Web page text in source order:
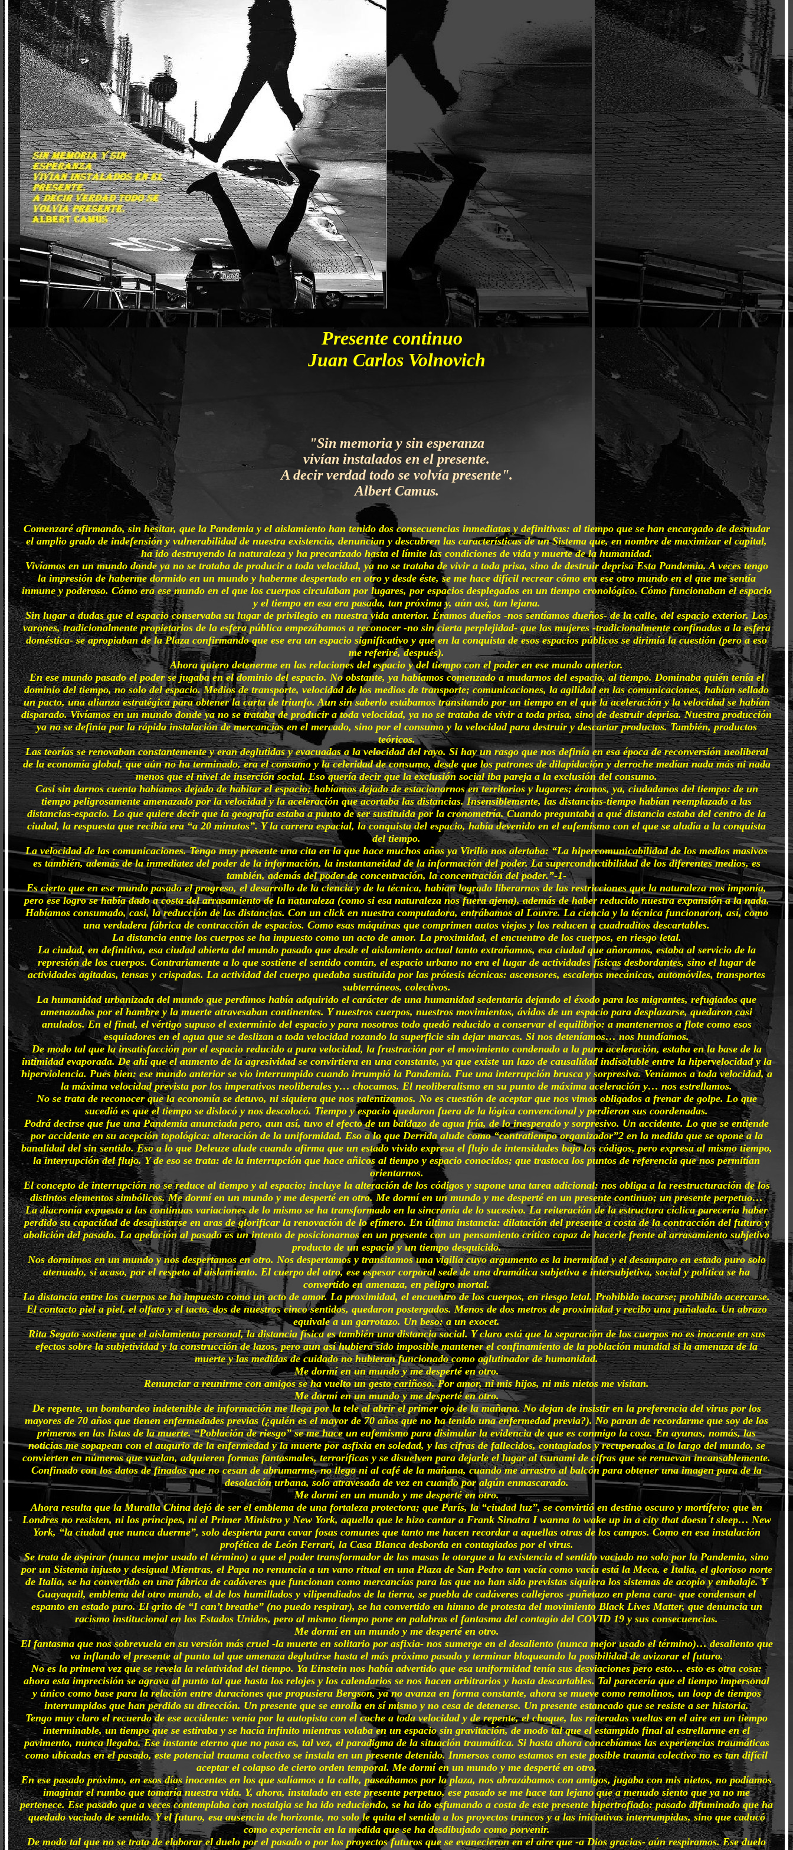
Presente continuo
Juan Carlos Volnovich
"Sin memoria y sin esperanza
vivían instalados en el presente.
A decir verdad todo se volvía presente".
Albert Camus.
Comenzaré afirmando, sin hesitar, que la Pandemia y el aislamiento han tenido dos consecuencias inmediatas y definitivas: al tiempo que se han encargado de desnudar
el amplio grado de indefensión y vulnerabilidad de nuestra existencia, denuncian y descubren las características de un Sistema que, en nombre de maximizar el capital,
ha ido destruyendo la naturaleza y ha precarizado hasta el límite las condiciones de vida y muerte de la humanidad.
Vivíamos en un mundo donde ya no se trataba de producir a toda velocidad, ya no se trataba de vivir a toda prisa, sino de destruir deprisa Esta Pandemia. A veces tengo
la impresión de haberme dormido en un mundo y haberme despertado en otro y desde éste, se me hace difícil recrear cómo era ese otro mundo en el que me sentía
inmune y poderoso. Cómo era ese mundo en el que los cuerpos circulaban por lugares, por espacios desplegados en un tiempo cronológico. Cómo funcionaban el espacio
y el tiempo en esa era pasada, tan próxima y, aún así, tan lejana.
Sin lugar a dudas que el espacio conservaba su lugar de privilegio en nuestra vida anterior. Éramos dueños -nos sentíamos dueños- de la calle, del espacio exterior. Los
varones, tradicionalmente propietarios de la esfera pública empezábamos a reconocer -no sin cierta perplejidad- que las mujeres -tradicionalmente confinadas a la esfera
doméstica- se apropiaban de la Plaza confirmando que ese era un espacio significativo y que en la conquista de esos espacios públicos se dirimía la cuestión (pero a eso
me referiré, después).
Ahora quiero detenerme en las relaciones del espacio y del tiempo con el poder en ese mundo anterior.
En ese mundo pasado el poder se jugaba en el dominio del espacio. No obstante, ya habíamos comenzado a mudarnos del espacio, al tiempo. Dominaba quién tenía el
dominio del tiempo, no solo del espacio. Medios de transporte, velocidad de los medios de transporte; comunicaciones, la agilidad en las comunicaciones, habían sellado
un pacto, una alianza estratégica para obtener la carta de triunfo. Aun sin saberlo estábamos transitando por un tiempo en el que la aceleración y la velocidad se habían
disparado. Vivíamos en un mundo donde ya no se trataba de producir a toda velocidad, ya no se trataba de vivir a toda prisa, sino de destruir deprisa. Nuestra producción
ya no se definía por la rápida instalación de mercancías en el mercado, sino por el consumo y la velocidad para destruir y descartar productos. También, productos
teóricos.
Las teorías se renovaban constantemente y eran deglutidas y evacuadas a la velocidad del rayo. Si hay un rasgo que nos definía en esa época de reconversión neoliberal
de la economía global, que aún no ha terminado, era el consumo y la celeridad de consumo, desde que los patrones de dilapidación y derroche medían nada más ni nada
menos que el nivel de inserción social. Eso quería decir que la exclusión social iba pareja a la exclusión del consumo.
Casi sin darnos cuenta habíamos dejado de habitar el espacio; habíamos dejado de estacionarnos en territorios y lugares; éramos, ya, ciudadanos del tiempo: de un
tiempo peligrosamente amenazado por la velocidad y la aceleración que acortaba las distancias. Insensiblemente, las distancias-tiempo habían reemplazado a las
distancias-espacio. Lo que quiere decir que la geografía estaba a punto de ser sustituida por la cronometría. Cuando preguntaba a qué distancia estaba del centro de la
ciudad, la respuesta que recibía era “a 20 minutos”. Y la carrera espacial, la conquista del espacio, había devenido en el eufemismo con el que se aludía a la conquista
del tiempo.
La velocidad de las comunicaciones. Tengo muy presente una cita en la que hace muchos años ya Virilio nos alertaba: “La hipercomunicabilidad de los medios masivos
es también, además de la inmediatez del poder de la información, la instantaneidad de la información del poder. La superconductibilidad de los diferentes medios, es
también, además del poder de concentración, la concentración del poder.”-1-
Es cierto que en ese mundo pasado el progreso, el desarrollo de la ciencia y de la técnica, habían logrado liberarnos de las restricciones que la naturaleza nos imponía,
pero ese logro se había dado a costa del arrasamiento de la naturaleza (como si esa naturaleza nos fuera ajena), además de haber reducido nuestra expansión a la nada.
Habíamos consumado, casi, la reducción de las distancias. Con un click en nuestra computadora, entrábamos al Louvre. La ciencia y la técnica funcionaron, así, como
una verdadera fábrica de contracción de espacios. Como esas máquinas que comprimen autos viejos y los reducen a cuadraditos descartables.
La distancia entre los cuerpos se ha impuesto como un acto de amor. La proximidad, el encuentro de los cuerpos, en riesgo letal.
La ciudad, en definitiva, esa ciudad abierta del mundo pasado que desde el aislamiento actual tanto extrañamos, esa ciudad que añoramos, estaba al servicio de la
represión de los cuerpos. Contrariamente a lo que sostiene el sentido común, el espacio urbano no era el lugar de actividades físicas desbordantes, sino el lugar de
actividades agitadas, tensas y crispadas. La actividad del cuerpo quedaba sustituida por las prótesis técnicas: ascensores, escaleras mecánicas, automóviles, transportes
subterráneos, colectivos.
La humanidad urbanizada del mundo que perdimos había adquirido el carácter de una humanidad sedentaria dejando el éxodo para los migrantes, refugiados que
amenazados por el hambre y la muerte atravesaban continentes. Y nuestros cuerpos, nuestros movimientos, ávidos de un espacio para desplazarse, quedaron casi
anulados. En el final, el vértigo supuso el exterminio del espacio y para nosotros todo quedó reducido a conservar el equilibrio: a mantenernos a flote como esos
esquiadores en el agua que se deslizan a toda velocidad rozando la superficie sin dejar marcas. Si nos deteníamos… nos hundíamos.
De modo tal que la insatisfacción por el espacio reducido a pura velocidad, la frustración por el movimiento condenado a la pura aceleración, estaba en la base de la
intimidad evaporada. De ahí que el aumento de la agresividad se convirtiera en una constante, ya que existe un lazo de causalidad indisoluble entre la hipervelocidad y la
hiperviolencia. Pues bien: ese mundo anterior se vio interrumpido cuando irrumpió la Pandemia. Fue una interrupción brusca y sorpresiva. Veníamos a toda velocidad, a
la máxima velocidad prevista por los imperativos neoliberales y… chocamos. El neoliberalismo en su punto de máxima aceleración y… nos estrellamos.
No se trata de reconocer que la economía se detuvo, ni siquiera que nos ralentizamos. No es cuestión de aceptar que nos vimos obligados a frenar de golpe. Lo que
sucedió es que el tiempo se dislocó y nos descolocó. Tiempo y espacio quedaron fuera de la lógica convencional y perdieron sus coordenadas.
Podrá decirse que fue una Pandemia anunciada pero, aun así, tuvo el efecto de un baldazo de agua fría, de lo inesperado y sorpresivo. Un accidente. Lo que se entiende
por accidente en su acepción topológica: alteración de la uniformidad. Eso a lo que Derrida alude como “contratiempo organizador”2 en la medida que se opone a la
banalidad del sin sentido. Eso a lo que Deleuze alude cuando afirma que un estado vivido expresa el flujo de intensidades bajo los códigos, pero expresa al mismo tiempo,
la interrupción del flujo. Y de eso se trata: de la interrupción que hace añicos al tiempo y espacio conocidos; que trastoca los puntos de referencia que nos permitían
orientarnos.
El concepto de interrupción no se reduce al tiempo y al espacio; incluye la alteración de los códigos y supone una tarea adicional: nos obliga a la reestructuración de los
distintos elementos simbólicos. Me dormí en un mundo y me desperté en otro. Me dormí en un mundo y me desperté en un presente continuo; un presente perpetuo…
La diacronía expuesta a las continuas variaciones de lo mismo se ha transformado en la sincronía de lo sucesivo. La reiteración de la estructura cíclica parecería haber
perdido su capacidad de desajustarse en aras de glorificar la renovación de lo efímero. En última instancia: dilatación del presente a costa de la contracción del futuro y
abolición del pasado. La apelación al pasado es un intento de posicionarnos en un presente con un pensamiento crítico capaz de hacerle frente al arrasamiento subjetivo
producto de un espacio y un tiempo desquicido.
Nos dormimos en un mundo y nos despertamos en otro. Nos despertamos y transitamos una vigilia cuyo argumento es la inermidad y el desamparo en estado puro solo
atenuado, si acaso, por el respeto al aislamiento. El cuerpo del otro, ese espesor corporal sede de una dramática subjetiva e intersubjetiva, social y política se ha
convertido en amenaza, en peligro mortal.
La distancia entre los cuerpos se ha impuesto como un acto de amor. La proximidad, el encuentro de los cuerpos, en riesgo letal. Prohibido tocarse; prohibido acercarse.
El contacto piel a piel, el olfato y el tacto, dos de nuestros cinco sentidos, quedaron postergados. Menos de dos metros de proximidad y recibo una puñalada. Un abrazo
equivale a un garrotazo. Un beso: a un exocet.
Rita Segato sostiene que el aislamiento personal, la distancia física es también una distancia social. Y claro está que la separación de los cuerpos no es inocente en sus
efectos sobre la subjetividad y la construcción de lazos, pero aun así hubiera sido imposible mantener el confinamiento de la población mundial si la amenaza de la
muerte y las medidas de cuidado no hubieran funcionado como aglutinador de humanidad.
Me dormí en un mundo y me desperté en otro.
Renunciar a reunirme con amigos se ha vuelto un gesto cariñoso. Por amor, ni mis hijos, ni mis nietos me visitan.
Me dormí en un mundo y me desperté en otro.
De repente, un bombardeo indetenible de información me llega por la tele al abrir el primer ojo de la mañana. No dejan de insistir en la preferencia del virus por los
mayores de 70 años que tienen enfermedades previas (¿quién es el mayor de 70 años que no ha tenido una enfermedad previa?). No paran de recordarme que soy de los
primeros en las listas de la muerte. “Población de riesgo” se me hace un eufemismo para disimular la evidencia de que es conmigo la cosa. En ayunas, nomás, las
noticias me sopapean con el augurio de la enfermedad y la muerte por asfixia en soledad, y las cifras de fallecidos, contagiados y recuperados a lo largo del mundo, se
convierten en números que vuelan, adquieren formas fantasmales, terroríficas y se disuelven para dejarle el lugar al tsunami de cifras que se renuevan incansablemente.
Confinado con los datos de finados que no cesan de abrumarme, no llego ni al café de la mañana, cuando me arrastro al balcón para obtener una imagen pura de la
desolación urbana, solo atravesada de vez en cuando por algún enmascarado.
Me dormí en un mundo y me desperté en otro.
Ahora resulta que la Muralla China dejó de ser el emblema de una fortaleza protectora; que París, la “ciudad luz”, se convirtió en destino oscuro y mortífero; que en
Londres no resisten, ni los príncipes, ni el Primer Ministro y New York, aquella que le hizo cantar a Frank Sinatra I wanna to wake up in a city that doesn´t sleep… New
York, “la ciudad que nunca duerme”, solo despierta para cavar fosas comunes que tanto me hacen recordar a aquellas otras de los campos. Como en esa instalación
profética de León Ferrari, la Casa Blanca desborda en contagiados por el virus.
Se trata de aspirar (nunca mejor usado el término) a que el poder transformador de las masas le otorgue a la existencia el sentido vaciado no solo por la Pandemia, sino
por un Sistema injusto y desigual Mientras, el Papa no renuncia a un vano ritual en una Plaza de San Pedro tan vacía como vacía está la Meca, e Italia, el glorioso norte
de Italia, se ha convertido en una fábrica de cadáveres que funcionan como mercancías para las que no han sido previstas siquiera los sistemas de acopio y embalaje. Y
Guayaquil, emblema del otro mundo, el de los humillados y vilipendiados de la tierra, se puebla de cadáveres callejeros -puñetazo en plena cara- que condensan el
espanto en estado puro. El grito de “I can’t breathe” (no puedo respirar), se ha convertido en himno de protesta del movimiento Black Lives Matter, que denuncia un
racismo institucional en los Estados Unidos, pero al mismo tiempo pone en palabras el fantasma del contagio del COVID 19 y sus consecuencias.
Me dormí en un mundo y me desperté en otro.
El fantasma que nos sobrevuela en su versión más cruel -la muerte en solitario por asfixia- nos sumerge en el desaliento (nunca mejor usado el término)… desaliento que
va inflando el presente al punto tal que amenaza deglutirse hasta el más próximo pasado y terminar bloqueando la posibilidad de avizorar el futuro.
No es la primera vez que se revela la relatividad del tiempo. Ya Einstein nos había advertido que esa uniformidad tenía sus desviaciones pero esto… esto es otra cosa:
ahora esta imprecisión se agrava al punto tal que hasta los relojes y los calendarios se nos hacen arbitrarios y hasta descartables. Tal parecería que el tiempo impersonal
y único como base para la relación entre duraciones que propusiera Bergson, ya no avanza en forma constante, ahora se mueve como remolinos, un loop de tiempos
interrumpidos que han perdido su dirección. Un presente que se enrolla en sí mismo y no cesa de detenerse. Un presente estancado que se resiste a ser historia.
Tengo muy claro el recuerdo de ese accidente: venía por la autopista con el coche a toda velocidad y de repente, el choque, las reiteradas vueltas en el aire en un tiempo
interminable, un tiempo que se estiraba y se hacía infinito mientras volaba en un espacio sin gravitación, de modo tal que el estampido final al estrellarme en el
pavimento, nunca llegaba. Ese instante eterno que no pasa es, tal vez, el paradigma de la situación traumática. Si hasta ahora concebíamos las experiencias traumáticas
como ubicadas en el pasado, este potencial trauma colectivo se instala en un presente detenido. Inmersos como estamos en este posible trauma colectivo no es tan difícil
aceptar el colapso de cierto orden temporal. Me dormí en un mundo y me desperté en otro.
En ese pasado próximo, en esos días inocentes en los que salíamos a la calle, paseábamos por la plaza, nos abrazábamos con amigos, jugaba con mis nietos, no podíamos
imaginar el rumbo que tomaría nuestra vida. Y, ahora, instalado en este presente perpetuo, ese pasado se me hace tan lejano que a menudo siento que ya no me
pertenece. Ese pasado que a veces contemplaba con nostalgia se ha ido reduciendo, se ha ido esfumando a costa de este presente hipertrofiado: pasado difuminado que ha
quedado vaciado de sentido. Y el futuro, esa ausencia de horizonte, no solo le quita el sentido a los proyectos truncos y a las iniciativas interrumpidas, sino que caducó
como experiencia en la medida que se ha desdibujado como porvenir.
De modo tal que no se trata de elaborar el duelo por el pasado o por los proyectos futuros que se evanecieron en el aire que -a Dios gracias- aún respiramos. Ese duelo